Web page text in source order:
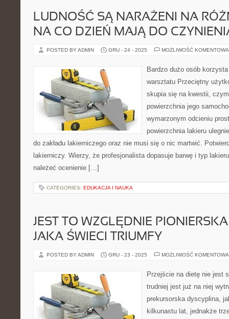
LUDNOŚĆ SĄ NARAŻENI NA
NA CO DZIEŃ MAJĄ DO
POSTED BY ADMIN GRU - 24 - 2025 MOŻLIWOŚĆ
Bardzo dużo osób
warsztatu Przeciętny
skupia się na kwestii,
powierzchnia jego
wymarzonym odcieniu
powierzchnia lakieru
do zakładu lakierniczego oraz nie musi się o nic martwić.
lakierniczy. Wierzy, że profesjonalista dopasuje barwę i typ
należeć ocenienie […]
CATEGORIES: EDUKACJA I NAUKA
JEST TO WZGLĘDNIE
JAKA ŚWIECI TRIUMFY
POSTED BY ADMIN GRU - 23 - 2025 MOŻLIWOŚĆ
Przejście na dietę nie jest
trudniej jest już na niej
prekursorska dyscyplina,
kilkunastu lat, jednakże